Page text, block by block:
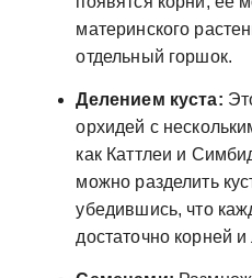
материнского
отдельный горшок.
Делением куста:
орхидей с
как Каттлеи и
можно разделить
убедившись, что
достаточно корней и